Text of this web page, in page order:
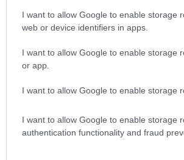
I want to allow Google to enable storage
web or device identifiers in apps.
I want to allow Google to enable storage
or app.
I want to allow Google to enable storage
I want to allow Google to enable storage
authentication functionality and fraud
Ο ΠΑΟΚ επιστρέφει
ανεβάζοντας ρυθμούς
ΑΕΚ. Οι Δημήτρης
ενσωματώνονται σε
συμπαικτών τους και
λόγω…
Δείτε Περισσότερα